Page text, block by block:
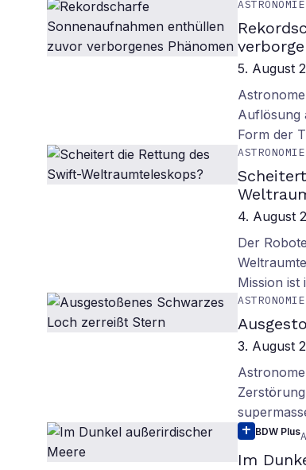
5. August
Auflösung
Form der
4. August
Der
Mission ist
3. August
BDW Plus
Im